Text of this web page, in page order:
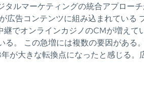
ルマーケティングの統合アプロー
広告コンテンツに組み込まれている
でオンラインカジノのCMが増えて
。 この急増には複数の要因がある
が大きな転換点になったと感じる。